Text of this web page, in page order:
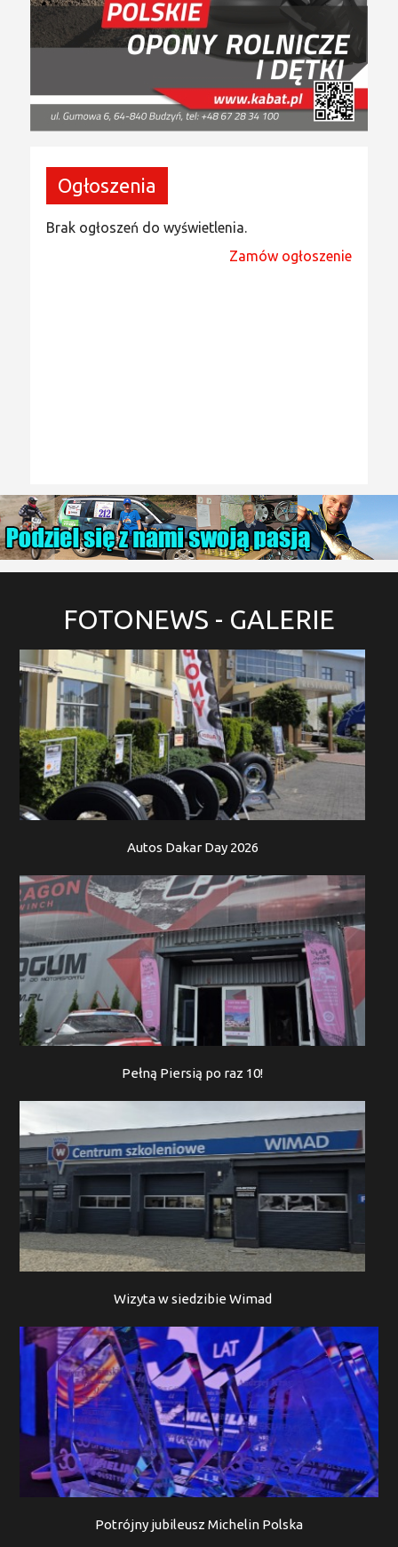
Ogłoszenia
Brak ogłoszeń do wyświetlenia.
Zamów ogłoszenie
FOTONEWS - GALERIE
Autos Dakar Day 2026
Pełną Piersią po raz 10!
Wizyta w siedzibie Wimad
Potrójny jubileusz Michelin Polska